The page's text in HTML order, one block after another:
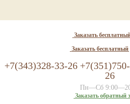
Заказать
Заказать бесплатный
+7(343)328-33-26
26
Пн—Сб
Заказать обратный